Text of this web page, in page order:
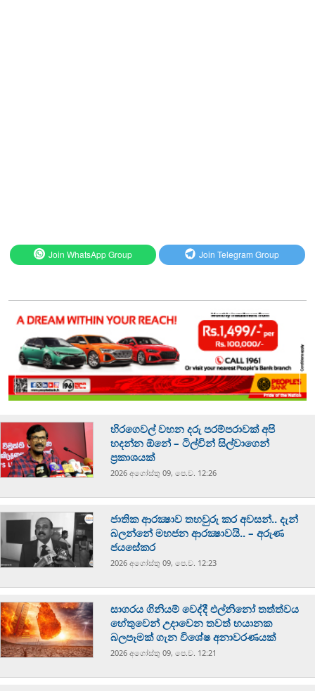
Join WhatsApp Group Join Telegram Group
හිරගෙවල් වහන දරු පරම්පරාවක් අපි
හදන්න ඕනේ – ටිල්වින් සිල්වාගෙන්
ප්‍රකාශයක්
2026 අගෝස්‍තු 09, පෙ.ව. 12:26
ජාතික ආරක්‍ෂාව තහවුරු කර අවසන්.. දැන්
බලන්නේ මහජන ආරක්‍ෂාවයි.. – අරුණ
ජයසේකර
2026 අගෝස්‍තු 09, පෙ.ව. 12:23
සාගරය ගිනියම් වෙද්දී එල්නිනෝ තත්ත්වය
හේතුවෙන් උදාවෙන තවත් භයානක
බලපෑමක් ගැන විශේෂ අනාවරණයක්
2026 අගෝස්‍තු 09, පෙ.ව. 12:21